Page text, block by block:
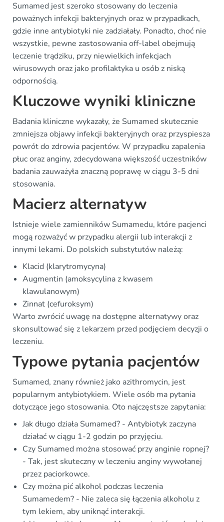
Sumamed jest szeroko stosowany do leczenia
poważnych infekcji bakteryjnych oraz w przypadkach,
gdzie inne antybiotyki nie zadziałały. Ponadto, choć nie
wszystkie, pewne zastosowania off-label obejmują
leczenie trądziku, przy niewielkich infekcjach
wirusowych oraz jako profilaktyka u osób z niską
odpornością.
Kluczowe wyniki kliniczne
Badania kliniczne wykazały, że Sumamed skutecznie
zmniejsza objawy infekcji bakteryjnych oraz przyspiesza
powrót do zdrowia pacjentów. W przypadku zapalenia
płuc oraz anginy, zdecydowana większość uczestników
badania zauważyła znaczną poprawę w ciągu 3-5 dni
stosowania.
Macierz alternatyw
Istnieje wiele zamienników Sumamedu, które pacjenci
mogą rozważyć w przypadku alergii lub interakcji z
innymi lekami. Do polskich substytutów należą:
Klacid (klarytromycyna)
Augmentin (amoksycylina z kwasem
klawulanowym)
Zinnat (cefuroksym)
Warto zwrócić uwagę na dostępne alternatywy oraz
skonsultować się z lekarzem przed podjęciem decyzji o
leczeniu.
Typowe pytania pacjentów
Sumamed, znany również jako azithromycin, jest
popularnym antybiotykiem. Wiele osób ma pytania
dotyczące jego stosowania. Oto najczęstsze zapytania:
Jak długo działa Sumamed? - Antybiotyk zaczyna
działać w ciągu 1-2 godzin po przyjęciu.
Czy Sumamed można stosować przy anginie ropnej?
- Tak, jest skuteczny w leczeniu anginy wywołanej
przez paciorkowce.
Czy można pić alkohol podczas leczenia
Sumamedem? - Nie zaleca się łączenia alkoholu z
tym lekiem, aby uniknąć interakcji.